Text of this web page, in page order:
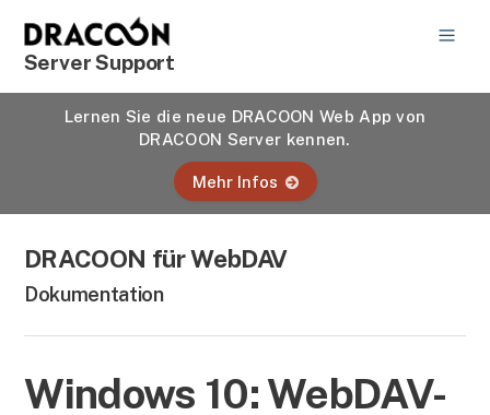
Server Support
Lernen Sie die neue DRACOON Web App von
DRACOON Server kennen.
Mehr Infos
DRACOON für WebDAV
Dokumentation
Windows 10: WebDAV-